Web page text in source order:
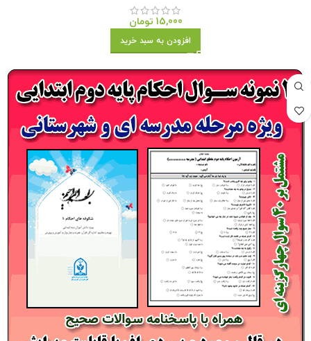
15,000 تومان
افزودن به سبد خرید